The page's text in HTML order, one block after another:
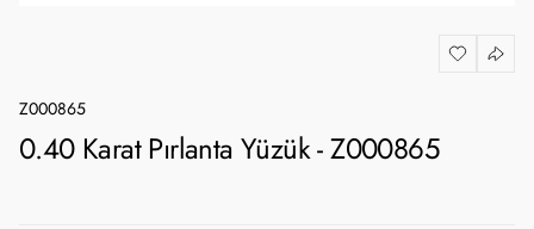
Z000865
0.40 Karat Pırlanta Yüzük - Z000865